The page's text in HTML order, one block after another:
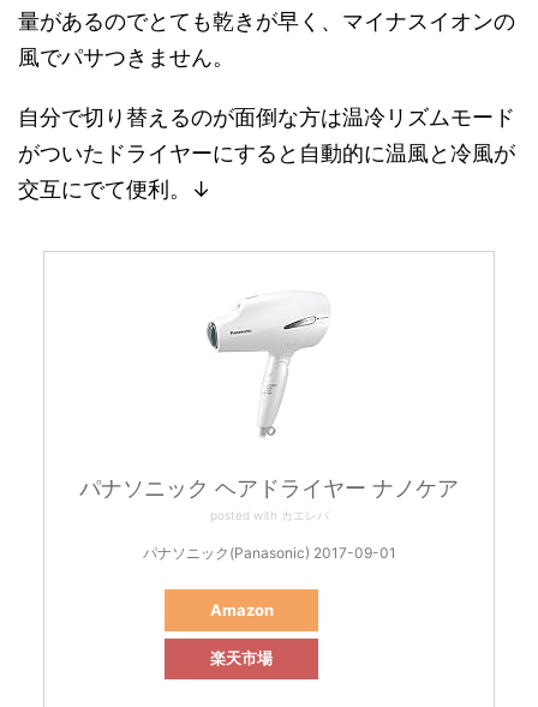
量があるのでとても乾きが早く、マイナスイオンの
風でパサつきません。
自分で切り替えるのが面倒な方は温冷リズムモード
がついたドライヤーにすると自動的に温風と冷風が
交互にでて便利。↓
パナソニック ヘアドライヤー ナノケア
posted with カエレバ
パナソニック(Panasonic) 2017-09-01
Amazon
楽天市場